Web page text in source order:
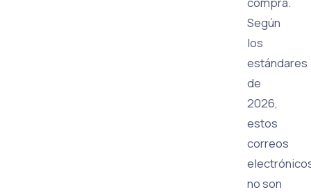
Según
los
estándares
de
2026,
estos
correos
no son